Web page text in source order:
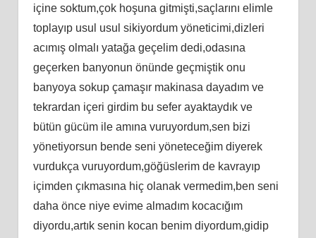
içine soktum,çok hoşuna gitmişti,saçlarını elimle
toplayıp usul usul sikiyordum yöneticimi,dizleri
acımış olmalı yatağa geçelim dedi,odasına
geçerken banyonun önünde geçmiştik onu
banyoya sokup çamaşır makinasa dayadım ve
tekrardan içeri girdim bu sefer ayaktaydık ve
bütün gücüm ile amına vuruyordum,sen bizi
yönetiyorsun bende seni yöneteceğim diyerek
vurdukça vuruyordum,göğüslerim de kavrayıp
içimden çıkmasına hiç olanak vermedim,ben seni
daha önce niye evime almadım kocacığım
diyordu,artık senin kocan benim diyordum,gidip